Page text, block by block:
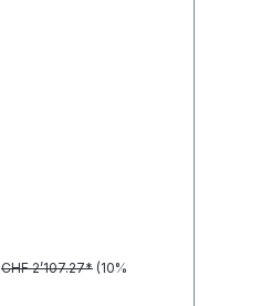
CHF 2’107.27* (10%